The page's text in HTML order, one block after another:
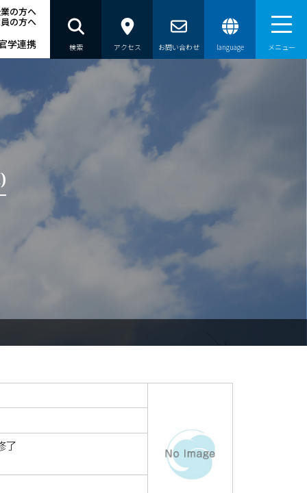
の方へ
の方へ
学連携 検索 アクセス お問い合わせ language メニュー
了